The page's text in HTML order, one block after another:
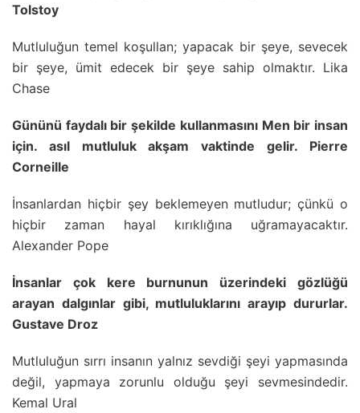
Tolstoy
Mutluluğun temel koşullan; yapacak bir şeye, sevecek
bir şeye, ümit edecek bir şeye sahip olmaktır. Lika
Chase
Gününü faydalı bir şekilde kullanmasını Men bir insan
için. asıl mutluluk akşam vaktinde gelir. Pierre
Corneille
İnsanlardan hiçbir şey beklemeyen mutludur; çünkü o
hiçbir zaman hayal kırıklığına uğramayacaktır.
Alexander Pope
İnsanlar çok kere burnunun üzerindeki gözlüğü
arayan dalgınlar gibi, mutluluklarını arayıp dururlar.
Gustave Droz
Mutluluğun sırrı insanın yalnız sevdiği şeyi yapmasında
değil, yapmaya zorunlu olduğu şeyi sevmesindedir.
Kemal Ural